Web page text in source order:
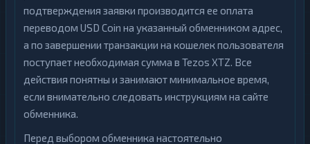
подтверждения заявки производится ее оплата
переводом USD Coin на указанный обменником адрес,
а по завершении транзакции на кошелек пользователя
поступает необходимая сумма в Tezos XTZ. Все
действия понятны и занимают минимальное время,
если внимательно следовать инструкциям на сайте
обменника.
Перед выбором обменника настоятельно